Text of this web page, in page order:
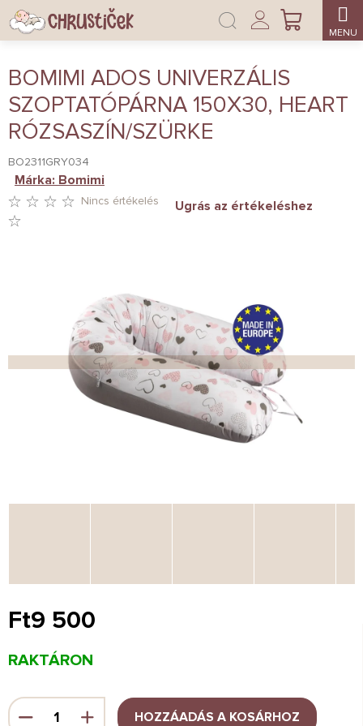
Ugrás
fő
KOSÁR
Bejelentkezés
BOMIMI ADOS UNIVERZÁLIS
SZOPTATÓPÁRNA 150X30, HEART
RÓZSASZÍN/SZÜRKE
BO2311GRY034
CSILLAG.
Nincs értékelés Ugrás az értékeléshez
Márka: Bomimi
Ft9 500
Egységár:
RAKTÁRON
HOZZÁADÁS A KOSÁRHOZ